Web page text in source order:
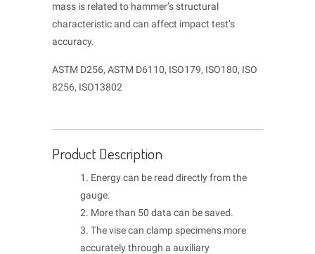
mass is related to hammer’s structural
characteristic and can affect impact test’s
accuracy.
ASTM D256, ASTM D6110, ISO179, ISO180, ISO
8256, ISO13802
Product Description
1. Energy can be read directly from the
gauge.
2. More than 50 data can be saved.
3. The vise can clamp specimens more
accurately through a auxiliary